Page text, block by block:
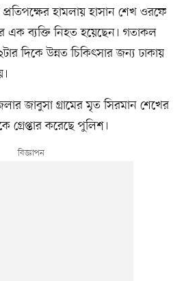
হামলায় হাসান শেখ ওরফে
এক ব্যক্তি নিহত হয়েছেন। গতাকল
দিকে উন্নত চিকিৎসার জন্য ঢাকায়
জাবুসা গ্রামের মৃত সিরমান শেখের
করেছে পুলিশ।